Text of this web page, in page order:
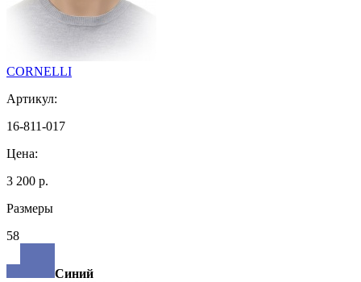
CORNELLI
Артикул:
16-811-017
Цена:
3 200 р.
Размеры
58
Синий